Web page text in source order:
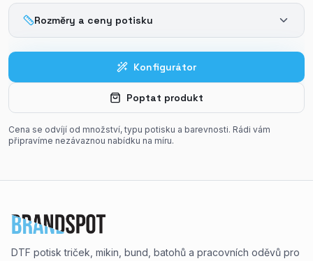
Rozměry a ceny potisku
Konfigurátor
Poptat produkt
Cena se odvíjí od množství, typu potisku a barevnosti. Rádi vám
připravíme nezávaznou nabídku na míru.
DTF potisk triček, mikin, bund, batohů a pracovních oděvů pro